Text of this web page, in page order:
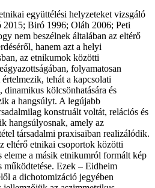
együttélési helyzeteket vizsgáló
Biró 1996; Oláh 2006; Peti
nem beszélnek általában az eltérő
hanem azt a helyi
az etnikumok közötti
folyamatosan
tehát a kapcsolati
kölcsönhatására és
a hangsúlyt. A legújabb
konstruált voltát, relációs és
hangsúlyosnak, amely az
társadalmi praxisaiban realizálódik.
eltérő etnikai csoportok közötti
eleme a másik etnikumról formált kép
működtetése. Ezek – Eidheim
a dichotomizáció jegyében